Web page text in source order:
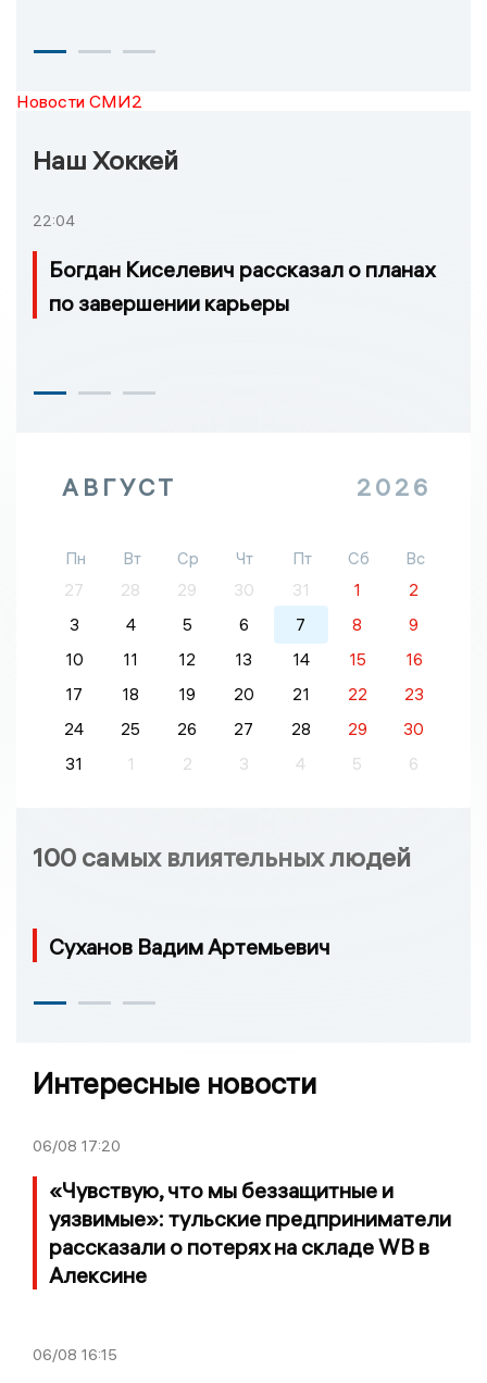
Новости СМИ2
Наш Хоккей
22:04
Богдан Киселевич рассказал о планах
по завершении карьеры
АВГУСТ 2026
Пн Вт Ср Чт Пт Сб
Вс
27
28 29 30 31 1
2
3
4 5 6 7 8
9
10
11 12 13 14 15
16
17
18 19 20 21 22
23
24
25 26 27 28 29
30
31
1 2 3 4 5 6
100 самых влиятельных людей
Суханов Вадим Артемьевич
Интересные новости
06/08 17:20
«Чувствую, что мы беззащитные и
уязвимые»: тульские предприниматели
рассказали о потерях на складе WB в
Алексине
06/08 16:15